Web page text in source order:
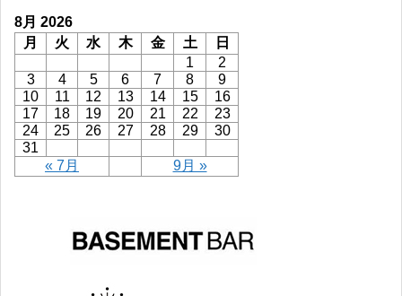
8月 2026
月
火 水 木 金 土
日
1
2
3
4 5 6 7 8
9
10
11 12 13 14 15
16
17
18 19 20 21 22
23
24
25 26 27 28 29
30
31
« 7月
9月 »